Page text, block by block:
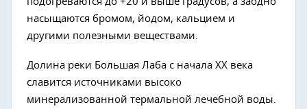
насыщаются бромом, йодом, кальцием и
другими полезными веществами.
Долина реки Большая Лаба с начала ХХ века
славится источниками высоко
минерализованной термальной лечебной воды.